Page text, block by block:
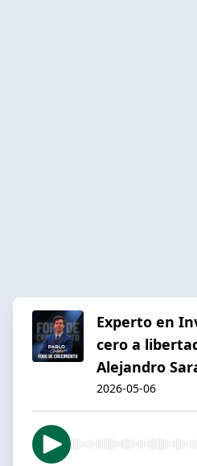
Experto en
cero a
Alejandro
2026-05-06